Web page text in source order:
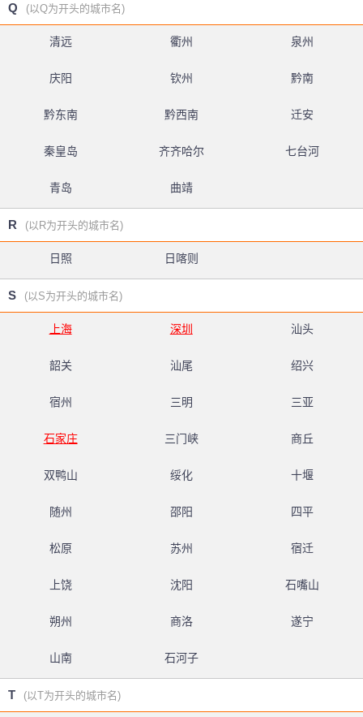
Q (以Q为开头的城市名)
清远 衢州 泉州
庆阳 钦州 黔南
黔东南 黔西南 迁安
秦皇岛 齐齐哈尔 七台河
青岛 曲靖
R (以R为开头的城市名)
日照 日喀则
S (以S为开头的城市名)
上海 深圳 汕头
韶关 汕尾 绍兴
宿州 三明 三亚
石家庄 三门峡 商丘
双鸭山 绥化 十堰
随州 邵阳 四平
松原 苏州 宿迁
上饶 沈阳 石嘴山
朔州 商洛 遂宁
山南 石河子
T (以T为开头的城市名)